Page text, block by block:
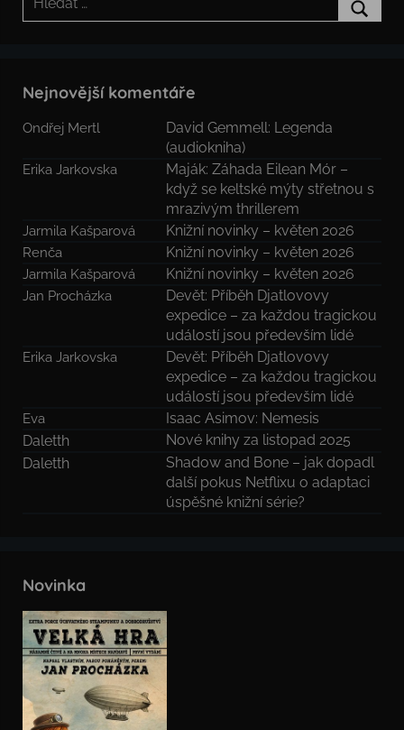
Nejnovější komentáře
Ondřej Mertl
David Gemmell: Legenda
(audiokniha)
Erika Jarkovska
Maják: Záhada Eilean Mór –
když se keltské mýty střetnou s
mrazivým thrillerem
Jarmila Kašparová Knižní novinky – květen 2026
Renča Knižní novinky – květen 2026
Jarmila Kašparová Knižní novinky – květen 2026
Jan Procházka
Devět: Příběh Djatlovovy
expedice – za každou tragickou
událostí jsou především lidé
Erika Jarkovska
Devět: Příběh Djatlovovy
expedice – za každou tragickou
událostí jsou především lidé
Eva
Isaac Asimov: Nemesis
Daletth
Nové knihy za listopad 2025
Daletth
Shadow and Bone – jak dopadl
další pokus Netflixu o adaptaci
úspěšné knižní série?
Novinka